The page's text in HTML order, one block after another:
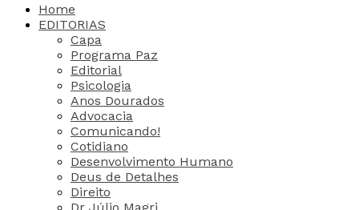
Home
EDITORIAS
Capa
Programa Paz
Editorial
Psicologia
Anos Dourados
Advocacia
Comunicando!
Cotidiano
Desenvolvimento Humano
Deus de Detalhes
Direito